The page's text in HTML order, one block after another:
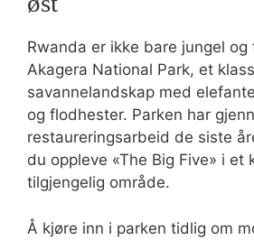
Rwanda er ikke bare jungel og
Akagera National Park, et
savannelandskap med
og flodhester. Parken har
restaureringsarbeid de siste
du oppleve «The Big Five» i et
tilgjengelig område.
Å kjøre inn i parken tidlig om